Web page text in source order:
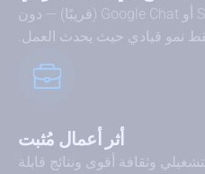
يعمل عبر MS Teams أو Slack أو Google Chat (قريبًا) — دون
نمو قيادي حيث يحدث العمل.
أثر أعمال مُثبت
وثقافة أقوى ونتائج قابلة